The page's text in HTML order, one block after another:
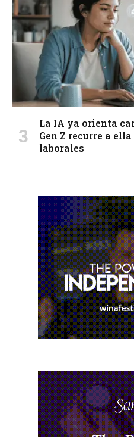
La IA ya orienta
Gen Z recurre a
laborales